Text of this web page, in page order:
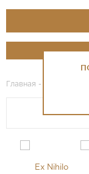
Главная - -